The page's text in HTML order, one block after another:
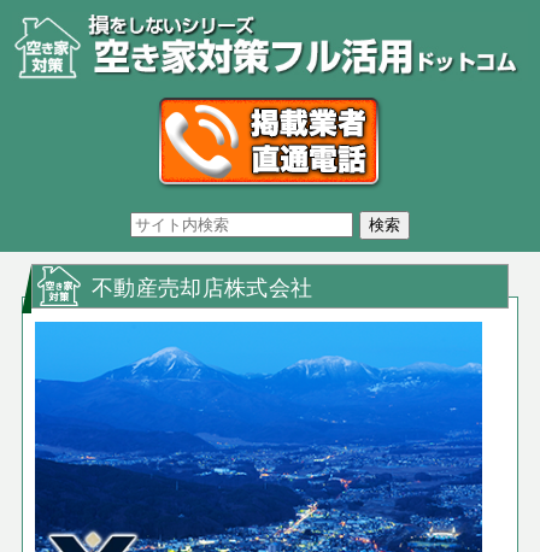
不動産売却店株式会社